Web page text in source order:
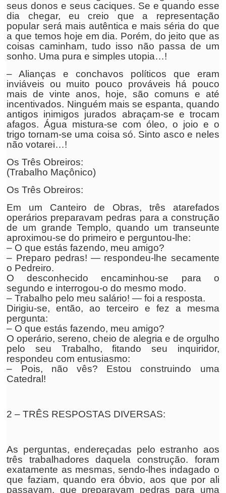
seus donos e seus caciques. Se e quando esse
dia chegar, eu creio que a representação
popular será mais autêntica e mais séria do que
a que temos hoje em dia. Porém, do jeito que as
coisas caminham, tudo isso não passa de um
sonho. Uma pura e simples utopia…!
– Alianças e conchavos políticos que eram
inviáveis ou muito pouco prováveis há pouco
mais de vinte anos, hoje, são comuns e até
incentivados. Ninguém mais se espanta, quando
antigos inimigos jurados abraçam-se e trocam
afagos. Água mistura-se com óleo, o joio e o
trigo tornam-se uma coisa só. Sinto asco e neles
não votarei…!
Os Três Obreiros:
(Trabalho Maçônico)
Os Três Obreiros:
Em um Canteiro de Obras, três atarefados
operários preparavam pedras para a construção
de um grande Templo, quando um transeunte
aproximou-se do primeiro e perguntou-lhe:
– O que estás fazendo, meu amigo?
– Preparo pedras! — respondeu-lhe secamente
o Pedreiro.
O desconhecido encaminhou-se para o
segundo e interrogou-o do mesmo modo.
– Trabalho pelo meu salário! — foi a resposta.
Dirigiu-se, então, ao terceiro e fez a mesma
pergunta:
– O que estás fazendo, meu amigo?
O operário, sereno, cheio de alegria e de orgulho
pelo seu Trabalho, fitando seu inquiridor,
respondeu com entusiasmo:
– Pois, não vês? Estou construindo uma
Catedral!
2 – TRÊS RESPOSTAS DIVERSAS:
As perguntas, endereçadas pelo estranho aos
três trabalhadores daquela construção. foram
exatamente as mesmas, sendo-lhes indagado o
que faziam, quando era óbvio, aos que por ali
passavam, que preparavam pedras para uma